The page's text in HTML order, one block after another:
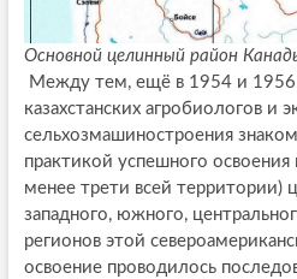
Основной целинный район
Между тем, ещё в 1954 и 1956
казахстанских агробиологов и
сельхозмашиностроения
практикой успешного
менее трети всей территории)
западного, южного,
регионов этой
освоение проводилось